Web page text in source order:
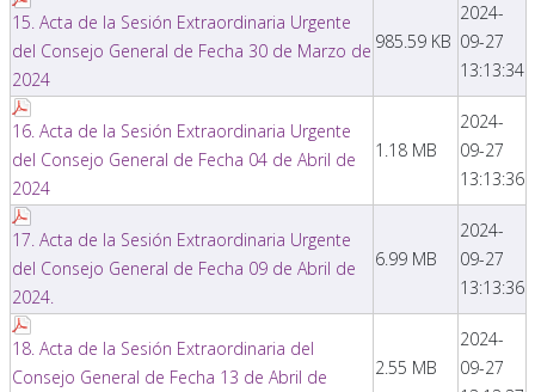
15. Acta de la Sesión Extraordinaria Urgente
del Consejo General de Fecha 30 de Marzo de
2024
985.59 KB
2024-
09-27
13:13:34
16. Acta de la Sesión Extraordinaria Urgente
del Consejo General de Fecha 04 de Abril de
2024
1.18 MB
2024-
09-27
13:13:36
17. Acta de la Sesión Extraordinaria Urgente
del Consejo General de Fecha 09 de Abril de
2024.
6.99 MB
2024-
09-27
13:13:36
18. Acta de la Sesión Extraordinaria del
Consejo General de Fecha 13 de Abril de
2.55 MB
2024-
09-27